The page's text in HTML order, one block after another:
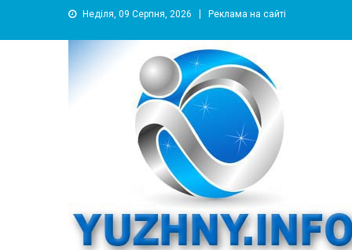
Неділя, 09 Серпня, 2026 Реклама на сайті
YUZHNY.INFO
информационный портал города Южный